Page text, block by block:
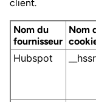
client.
Nom du
fournisseur
Nom
Hubspot